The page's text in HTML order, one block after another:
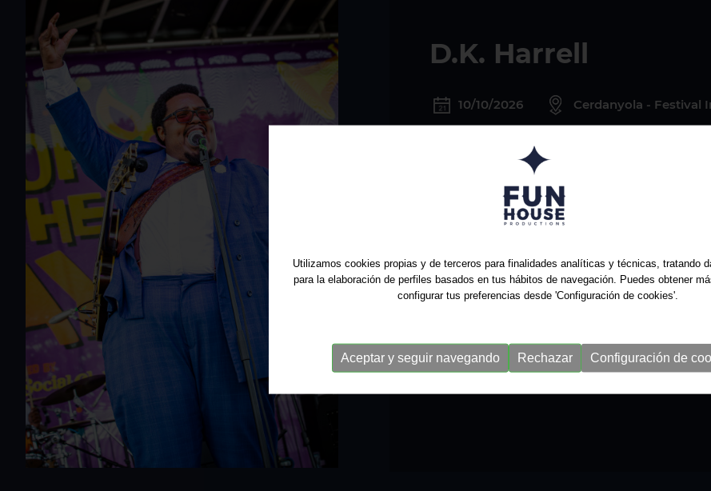
D.K. Harrell
Cerdanyola - Festival
10/10/2026
Utilizamos cookies propias y de terceros para finalidades analíticas y técnicas, tratando
para la elaboración de perfiles basados en tus hábitos de navegación. Puedes obtener
configurar tus preferencias desde 'Configuración de cookies'.
Aceptar y seguir navegando Rechazar Configuración de